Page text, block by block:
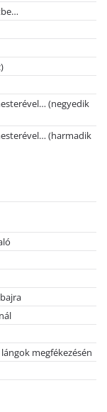
(negyedik
(harmadik
megfékezésén